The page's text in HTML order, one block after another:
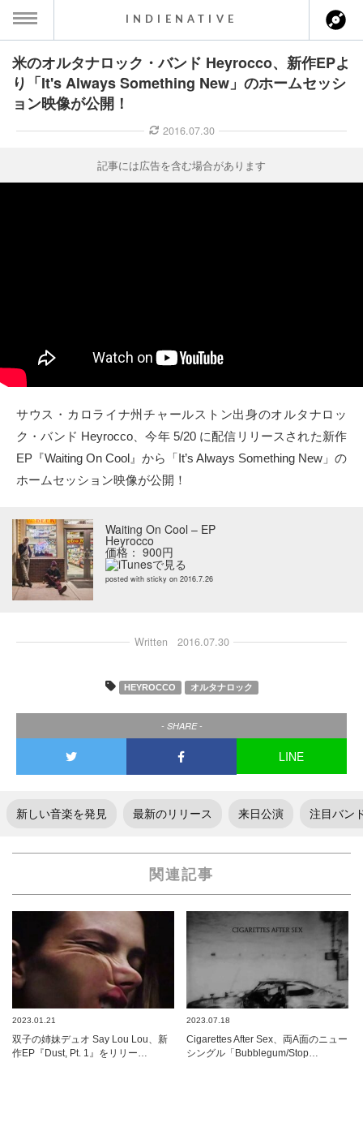
MENU
ス一覧
ト情報
クト
Twitter
instagram
Tumblr
INDIENATIVE
米のオルタナロック・バンド Heyrocco、新作EPよ
り「It's Always Something New」のホームセッシ
ョン映像が公開！
2016.07.30
記事には広告を含む場合があります
サウス・カロライナ州チャールストン出身のオルタナロッ
ク・バンド Heyrocco、今年 5/20 に配信リリースされた新作
EP『Waiting On Cool』から「It’s Always Something New」の
ホームセッション映像が公開！
Waiting On Cool – EP
Heyrocco
価格： 900円
posted with sticky on 2016.7.26
Written 2016.07.30
HEYROCCO オルタナロック
- SHARE -
LINE
新しい音楽を発見 最新のリリース 来日公演 注目バン
関連記事
2023.01.21
双子の姉妹デュオ Say Lou Lou、新
作EP『Dust, Pt. 1』をリリー…
2023.07.18
Cigarettes After Sex、両A面のニュー
シングル「Bubblegum/Stop…